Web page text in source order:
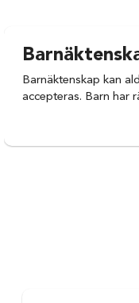
Barnäktenskap kan
accepteras. Barn har